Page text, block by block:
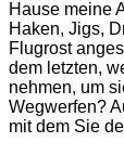
Hause meine
Haken, Jigs,
Flugrost
dem letzten,
nehmen, um
Wegwerfen?
mit dem Sie